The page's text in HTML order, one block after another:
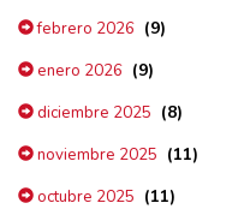
febrero 2026 (9)
enero 2026 (9)
diciembre 2025 (8)
noviembre 2025 (11)
octubre 2025 (11)